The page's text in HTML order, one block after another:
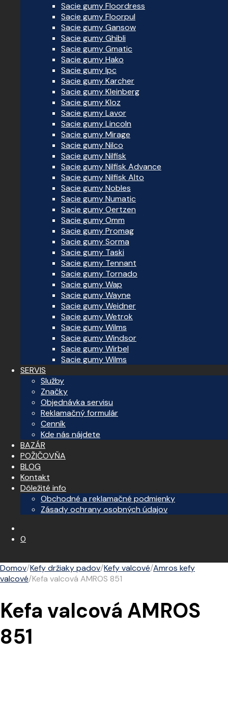
Sacie gumy Floordress
Sacie gumy Floorpul
Sacie gumy Gansow
Sacie gumy Ghibli
Sacie gumy Gmatic
Sacie gumy Hako
Sacie gumy Ipc
Sacie gumy Karcher
Sacie gumy Kleinberg
Sacie gumy Kloz
Sacie gumy Lavor
Sacie gumy Lincoln
Sacie gumy Mirage
Sacie gumy Nilco
Sacie gumy Nilfisk
Sacie gumy Nilfisk Advance
Sacie gumy Nilfisk Alto
Sacie gumy Nobles
Sacie gumy Numatic
Sacie gumy Oertzen
Sacie gumy Omm
Sacie gumy Promag
Sacie gumy Sorma
Sacie gumy Taski
Sacie gumy Tennant
Sacie gumy Tornado
Sacie gumy Wap
Sacie gumy Wayne
Sacie gumy Weidner
Sacie gumy Wetrok
Sacie gumy Wilms
Sacie gumy Windsor
Sacie gumy Wirbel
Sacie gumy Wilms
SERVIS
Služby
Značky
Objednávka servisu
Reklamačný formulár
Cenník
Kde nás nájdete
BAZÁR
POŽIČOVŇA
BLOG
Kontakt
Dôležité info
Obchodné a reklamačné podmienky
Zásady ochrany osobných údajov
0
Domov/Kefy držiaky padov/Kefy valcové/Amros kefy
valcové/Kefa valcová AMROS 851
Kefa valcová AMROS
851